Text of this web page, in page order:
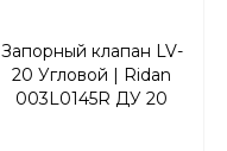
Запорный клапан LV-
20 Угловой | Ridan
003L0145R ДУ 20